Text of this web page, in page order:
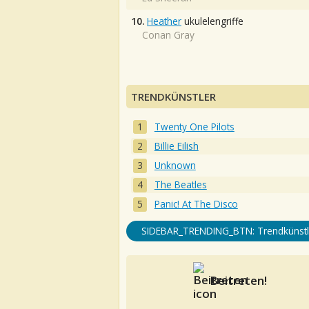
10. Heather ukulelengriffe
Conan Gray
TRENDKÜNSTLER
Twenty One Pilots
Billie Eilish
Unknown
The Beatles
Panic! At The Disco
SIDEBAR_TRENDING_BTN:
Beitreten!